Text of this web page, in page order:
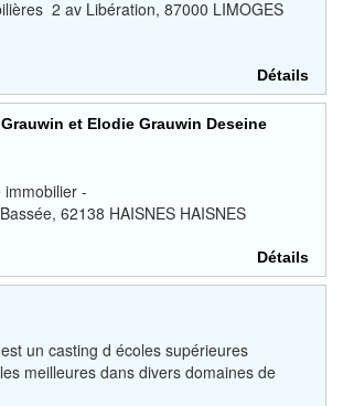
2 av Libération, 87000 LIMOGES
Détails
et Elodie Grauwin Deseine
immobilier -
62138 HAISNES HAISNES
Détails
un casting d écoles supérieures
meilleures dans divers domaines de